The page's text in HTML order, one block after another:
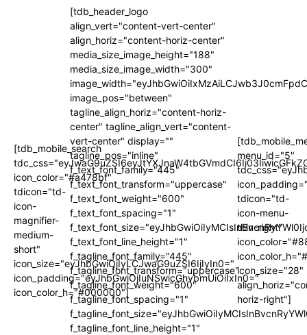
[tdb_mobile_search
icon_color="#a478bf"
tdicon="td-
icon-
magnifier-
medium-
short"
icon_size="eyJhbGwiOjIyLCJwaG9uZSI6IjIyIn0="
icon_padding="eyJhbGwiOjIuNSwicGhvbmUiOiIxIn0="
icon_color_h="#000000"]
[tdb_header_logo
align_vert="content-vert-center"
align_horiz="content-horiz-center"
media_size_image_height="188"
media_size_image_width="300"
image_pos="between"
tagline_align_horiz="content-horiz-
center" tagline_align_vert="content-
vert-center" display=""
tagline_pos="inline"
f_text_font_family="445"
f_text_font_transform="uppercase"
f_text_font_weight="600"
f_text_font_spacing="1"
f_text_font_line_height="1"
f_tagline_font_family="445"
f_tagline_font_transform="uppercase"
f_tagline_font_weight="600"
f_tagline_font_spacing="1"
f_tagline_font_line_height="1"
menu_id="5"
tdicon="td-
icon-menu-
thin-right"
icon_size="28"
horiz-right"]